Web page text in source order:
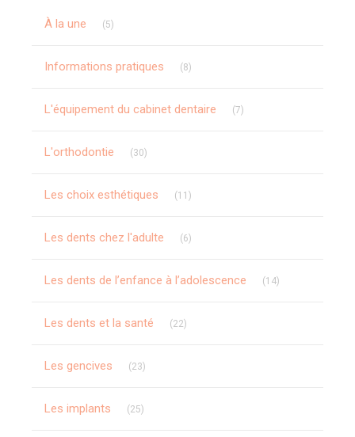
À la une (5)
Informations pratiques (8)
L'équipement du cabinet dentaire (7)
L'orthodontie (30)
Les choix esthétiques (11)
Les dents chez l'adulte (6)
Les dents de l’enfance à l’adolescence (14)
Les dents et la santé (22)
Les gencives (23)
Les implants (25)